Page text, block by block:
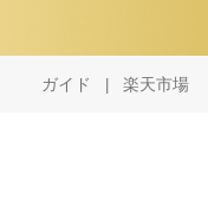
ガイド | 楽天市場